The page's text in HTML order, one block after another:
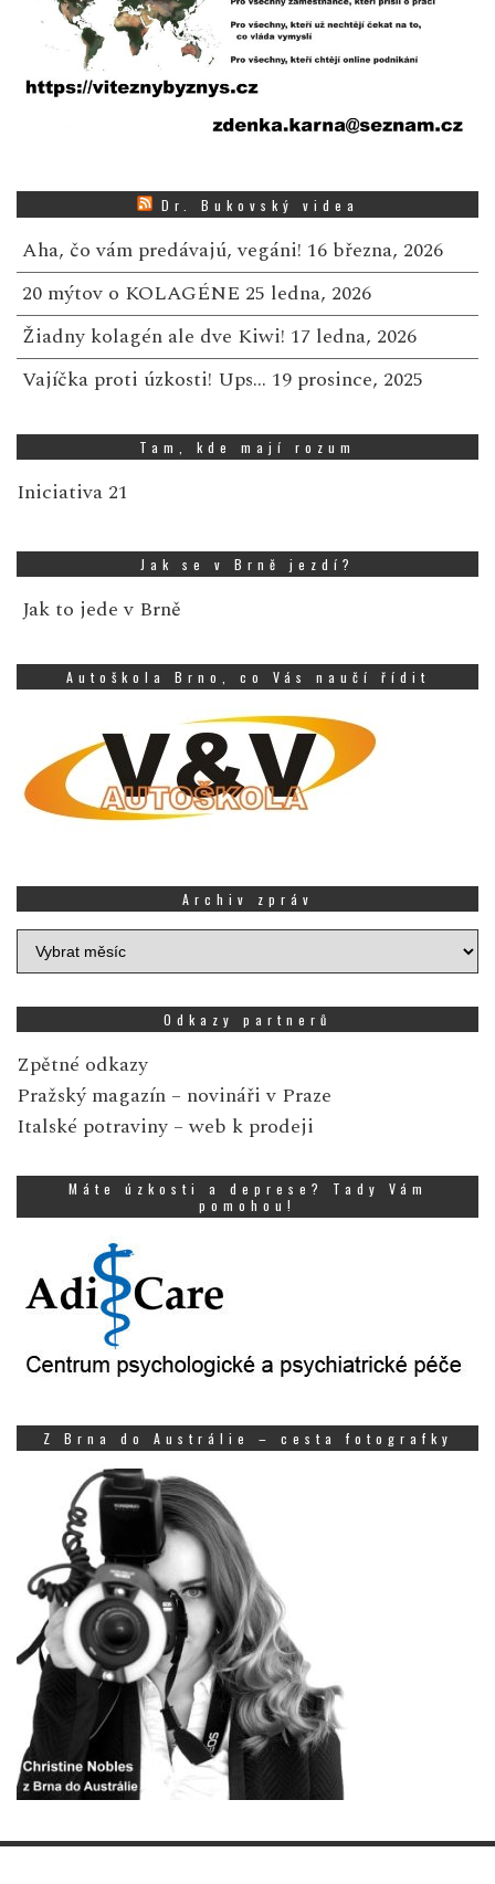
Dr. Bukovský videa
Aha, čo vám predávajú, vegáni! 16 března, 2026
20 mýtov o KOLAGÉNE 25 ledna, 2026
Žiadny kolagén ale dve Kiwi! 17 ledna, 2026
Vajíčka proti úzkosti! Ups… 19 prosince, 2025
Tam, kde mají rozum
Iniciativa 21
Jak se v Brně jezdí?
Jak to jede v Brně
Autoškola Brno, co Vás naučí řídit
Archiv zpráv
Archiv
zpráv
Odkazy partnerů
Zpětné odkazy
Pražský magazín – novináři v Praze
Italské potraviny – web k prodeji
Máte úzkosti a deprese? Tady Vám
pomohou!
Z Brna do Austrálie – cesta fotografky